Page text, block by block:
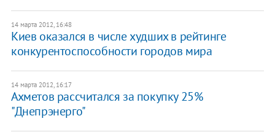
14 марта 2012, 16:48
Киев оказался в числе худших в рейтинге
конкурентоспособности городов мира
14 марта 2012, 16:17
Ахметов рассчитался за покупку 25%
"Днепрэнерго"